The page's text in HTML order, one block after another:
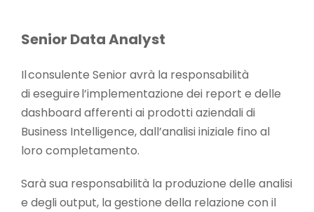
Business partner
Area Riservata
CONTATTACI
Senior Data Analyst
Il consulente Senior avrà la responsabilità
di eseguire l’implementazione dei report e delle
dashboard afferenti ai prodotti aziendali di
Business Intelligence, dall’analisi iniziale fino al
loro completamento.
Sarà sua responsabilità la produzione delle analisi
e degli output, la gestione della relazione con il